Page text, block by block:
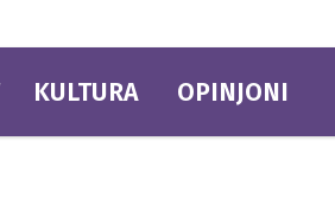
KULTURA OPINJONI